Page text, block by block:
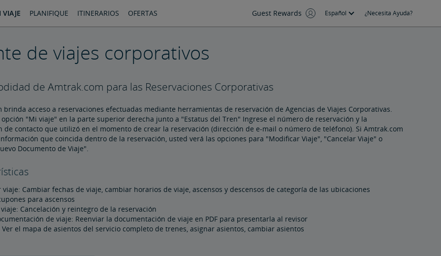
VIAJE PLANIFIQUE ITINERARIOS OFERTAS Guest Rewards Español ¿Necesita Ayuda?
de viajes corporativos
de Amtrak.com para las Reservaciones Corporativas
brinda acceso a reservaciones efectuadas mediante herramientas de reservación de Agencias de Viajes Corporativas.
opción "Mi viaje" en la parte superior derecha junto a "Estatus del Tren" Ingrese el número de reservación y la
de contacto que utilizó en el momento de crear la reservación (dirección de e-mail o número de teléfono). Si Amtrak.com
que coincida dentro de la reservación, usted verá las opciones para "Modificar Viaje", "Cancelar Viaje" o
Documento de Viaje".
viaje: Cambiar fechas de viaje, cambiar horarios de viaje, ascensos y descensos de categoría de las ubicaciones
para ascensos
Cancelación y reintegro de la reservación
de viaje: Reenviar la documentación de viaje en PDF para presentarla al revisor
Ver el mapa de asientos del servicio completo de trenes, asignar asientos, cambiar asientos